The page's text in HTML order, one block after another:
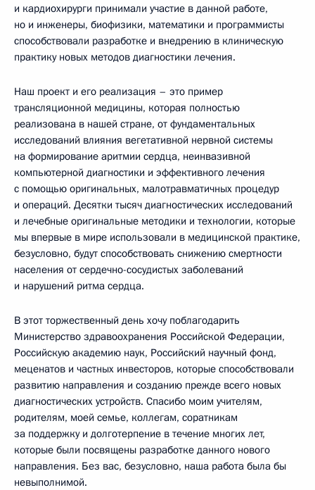
и кардиохирурги принимали участие в данной работе,
но и инженеры, биофизики, математики и программисты
способствовали разработке и внедрению в клиническую
практику новых методов диагностики лечения.
Наш проект и его реализация – это пример
трансляционной медицины, которая полностью
реализована в нашей стране, от фундаментальных
исследований влияния вегетативной нервной системы
на формирование аритмии сердца, неинвазивной
компьютерной диагностики и эффективного лечения
с помощью оригинальных, малотравматичных процедур
и операций. Десятки тысяч диагностических исследований
и лечебные оригинальные методики и технологии, которые
мы впервые в мире использовали в медицинской практике,
безусловно, будут способствовать снижению смертности
населения от сердечно-сосудистых заболеваний
и нарушений ритма сердца.
В этот торжественный день хочу поблагодарить
Министерство здравоохранения Российской Федерации,
Российскую академию наук, Российский научный фонд,
меценатов и частных инвесторов, которые способствовали
развитию направления и созданию прежде всего новых
диагностических устройств. Спасибо моим учителям,
родителям, моей семье, коллегам, соратникам
за поддержку и долготерпение в течение многих лет,
которые были посвящены разработке данного нового
направления. Без вас, безусловно, наша работа была бы
невыполнимой.